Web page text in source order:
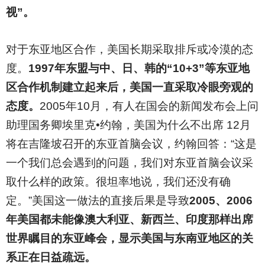
视”。
对于东亚地区合作，美国长期采取排斥或冷漠的态
度。 1997年东盟与中、日、韩的“10+3”等东亚地
区合作机制建立起来后，美国一直采取冷眼旁观的
态度。 2005年10月，有人在国会的新闻发布会上问
助理国务卿埃里克•约翰，美国为什么不出席 12月
将在吉隆坡召开的东亚首脑会议，约翰回答：“这是
一个我们总会遇到的问题，我们对东亚首脑会议采
取什么样的政策。很坦率地说，我们还没有确
定。”美国这一做法的直接后果是导致2005、2006
年美国都未能像澳大利亚、新西兰、印度那样出席
世界瞩目的东亚峰会，显示美国与东南亚地区的关
系正在日益疏远。